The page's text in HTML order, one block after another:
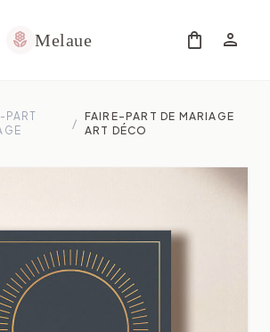
local_florist Melaue shopping_bag person
PART
/
FAIRE-PART DE MARIAGE
ART DÉCO